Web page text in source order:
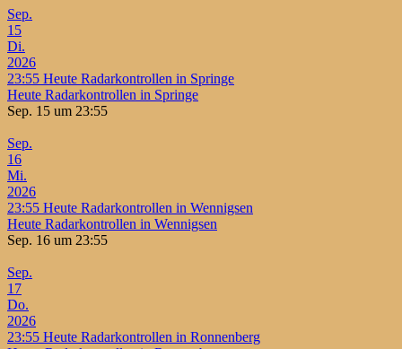
Sep.
15
Di.
2026
23:55 Heute Radarkontrollen in Springe
Heute Radarkontrollen in Springe
Sep. 15 um 23:55
Sep.
16
Mi.
2026
23:55 Heute Radarkontrollen in Wennigsen
Heute Radarkontrollen in Wennigsen
Sep. 16 um 23:55
Sep.
17
Do.
2026
23:55 Heute Radarkontrollen in Ronnenberg